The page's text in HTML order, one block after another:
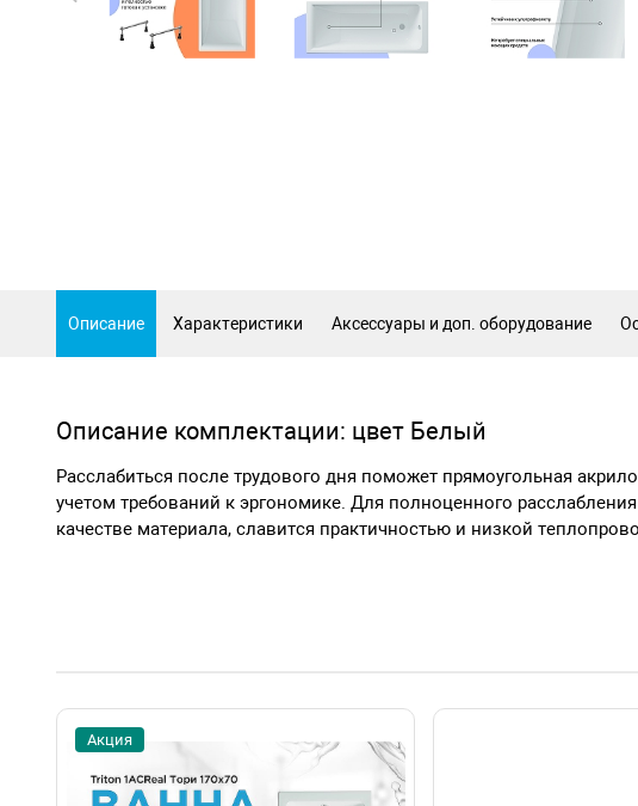
Описание Характеристики Аксессуары и доп. оборудование
Описание комплектации: цвет Белый
Расслабиться после трудового дня поможет прямоугольная
учетом требований к эргономике. Для полноценного
качестве материала, славится практичностью и низкой
Акция